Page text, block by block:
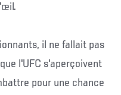
il ne fallait pas
l'UFC s'aperçoivent
pour une chance